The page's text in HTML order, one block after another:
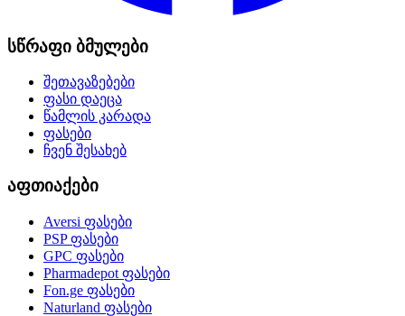
სწრაფი ბმულები
შეთავაზებები
ფასი დაეცა
წამლის კარადა
ფასები
ჩვენ შესახებ
აფთიაქები
Aversi ფასები
PSPფასები
GPC ფასები
Pharmadepot ფასები
Fon.ge ფასები
Naturland ფასები